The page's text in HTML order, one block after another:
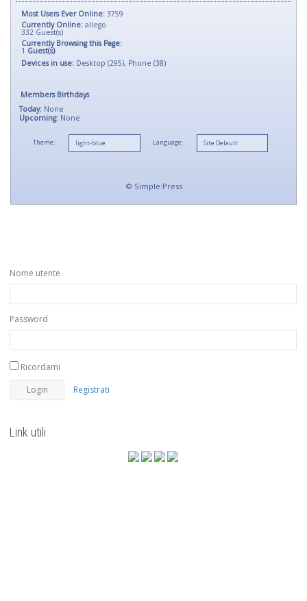
Most Users Ever Online: 3759
Currently Online: allego
332 Guest(s)
Currently Browsing this Page:
1 Guest(s)
Devices in use: Desktop (295), Phone (38)
Members Birthdays
Today: None
Upcoming: None
Theme: Language:
© Simple:Press
Nome utente
Password
Ricordami
Registrati
Link utili